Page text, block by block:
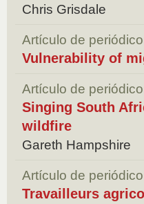
Chris Grisdale
Artículo de
Vulnerability of
Artículo de
Singing South
wildfire
Gareth Hampshire
Artículo de
Travailleurs